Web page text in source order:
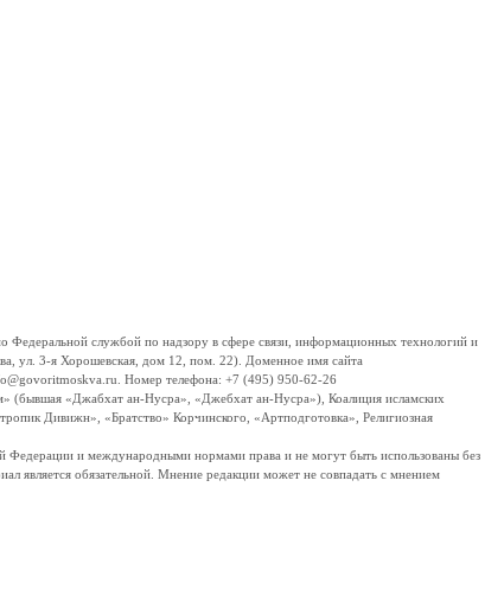
службой по надзору в сфере связи, информационных технологий и
ул. 3-я Хорошевская, дом 12, пом. 22). Доменное имя сайта
Номер телефона: +7 (495) 950-62-26
(бывшая «Джабхат ан-Нусра», «Джебхат ан-Нусра»), Коалиция исламских
Дивижн», «Братство» Корчинского, «Артподготовка», Религиозная
Федерации и международными нормами права и не могут быть использованы без
является обязательной. Мнение редакции может не совпадать с мнением